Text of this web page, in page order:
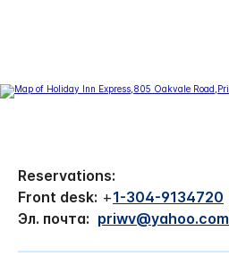
Reservations:
Front desk: +1-304-9134720
Эл. почта: priwv@yahoo.com